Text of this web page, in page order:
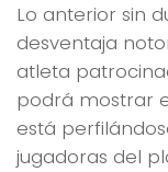
Lo anterior sin
desventaja
atleta
podrá mostrar
está
jugadoras del